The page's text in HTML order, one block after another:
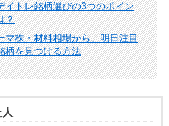
イトレ銘柄選びの3つのポイン
？
マ株・材料相場から、明日注目
柄を見つける方法